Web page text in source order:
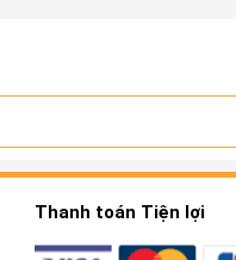
Thanh toán Tiện lợi